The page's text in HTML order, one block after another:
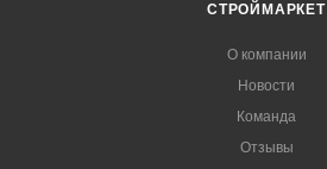
СТРОЙМАРКЕТ
О компании
Новости
Команда
Отзывы